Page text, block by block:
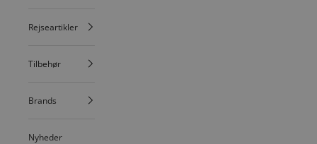
Rejseartikler
Tilbehør
Brands
Nyheder